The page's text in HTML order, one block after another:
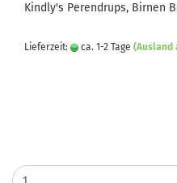
Kindly's Perendrups, Birnen
Lieferzeit: ca. 1-2 Tage (Ausland